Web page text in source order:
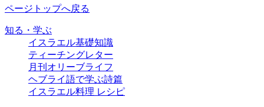
ページトップへ戻る
知る・学ぶ
イスラエル基礎知識
ティーチングレター
月刊オリーブライフ
ヘブライ語で学ぶ詩篇
イスラエル料理 レシピ